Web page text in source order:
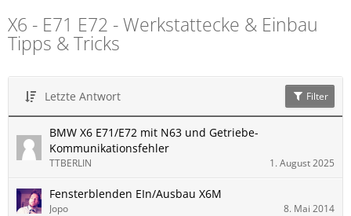
X6 - E71 E72 - Werkstattecke & Einbau
Tipps & Tricks
Letzte Antwort Filter
BMW X6 E71/E72 mit N63 und Getriebe-
Kommunikationsfehler
TTBERLIN 1. August 2025
Fensterblenden EIn/Ausbau X6M
Jopo 8. Mai 2014